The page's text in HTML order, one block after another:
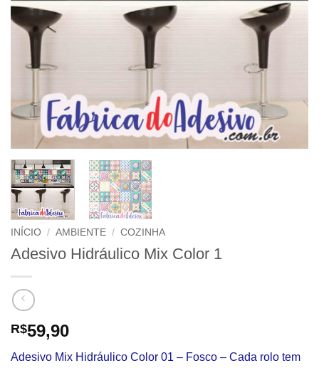
INÍCIO / AMBIENTE / COZINHA
Adesivo Hidráulico Mix Color 1
R$59,90
Adesivo Mix Hidráulico Color 01 – Fosco – Cada rolo tem